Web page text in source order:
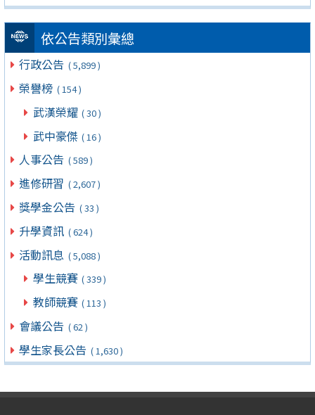
依公告類別彙總
行政公告 ( 5,899 )
榮譽榜 ( 154 )
武漢榮耀 ( 30 )
武中豪傑 ( 16 )
人事公告 ( 589 )
進修研習 ( 2,607 )
獎學金公告 ( 33 )
升學資訊 ( 624 )
活動訊息 ( 5,088 )
學生競賽 ( 339 )
教師競賽 ( 113 )
會議公告 ( 62 )
學生家長公告 ( 1,630 )